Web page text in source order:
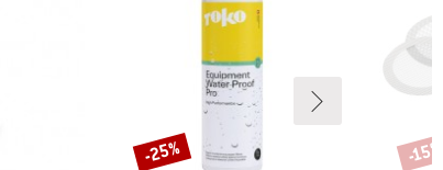
Korting
-25% -